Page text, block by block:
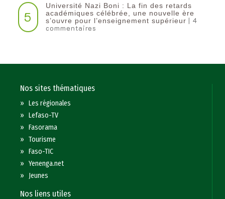
5
Université Nazi Boni : La fin des retards
académiques célébrée, une nouvelle ère
s’ouvre pour l’enseignement supérieur | 4
commentaires
Nos sites thématiques
»Les régionales
»Lefaso-TV
»Fasorama
»Tourisme
»Faso-TIC
»Yenenga.net
» Jeunes
Nos liens utiles